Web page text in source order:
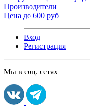
Производители
Цена до 600 руб
Вход
Регистрация
Мы в соц. сетях